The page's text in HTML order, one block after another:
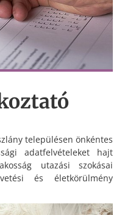
településen önkéntes
adatfelvételeket hajt
utazási szokásai
és életkörülmény